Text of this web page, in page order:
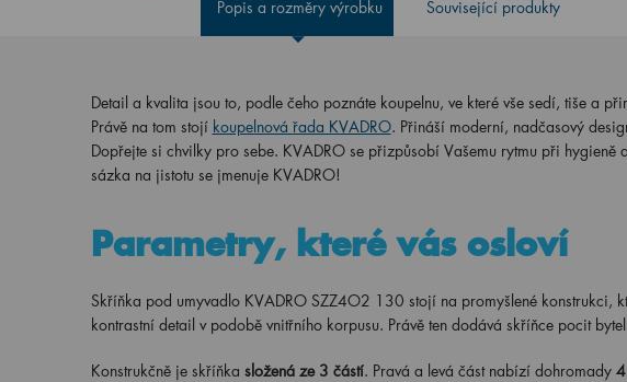
Popis a rozměry výrobku Související produkty
Detail a kvalita jsou to, podle čeho poznáte koupelnu, ve které vše sedí, tiše a
Právě na tom stojí koupelnová řada KVADRO. Přináší moderní, nadčasový
Dopřejte si chvilky pro sebe. KVADRO se přizpůsobí Vašemu rytmu při hygieně
sázka na jistotu se jmenuje KVADRO!
Parametry, které vás osloví
Skříňka pod umyvadlo KVADRO SZZ4O2 130 stojí na promyšlené konstrukci,
kontrastní detail v podobě vnitřního korpusu. Právě ten dodává skříňce pocit
Konstrukčně je skříňka složená ze 3 částí. Pravá a levá část nabízí dohromady